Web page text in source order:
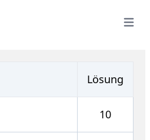
Open
Lösung
10